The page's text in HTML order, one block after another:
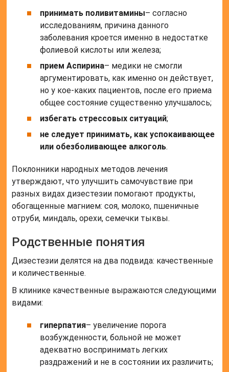
принимать поливитамины– согласно
исследованиям, причина данного
заболевания кроется именно в недостатке
фолиевой кислоты или железа;
прием Аспирина– медики не смогли
аргументировать, как именно он действует,
но у кое-каких пациентов, после его приема
общее состояние существенно улучшалось;
избегать стрессовых ситуаций;
не следует принимать, как успокаивающее
или обезболивающее алкоголь.
Поклонники народных методов лечения
утверждают, что улучшить самочувствие при
разных видах дизестезии помогают продукты,
обогащенные магнием: соя, молоко, пшеничные
отруби, миндаль, орехи, семечки тыквы.
Родственные понятия
Дизестезии делятся на два подвида: качественные
и количественные.
В клинике качественные выражаются следующими
видами:
гиперпатия– увеличение порога
возбужденности, больной не может
адекватно воспринимать легких
раздражений и не в состоянии их различить;